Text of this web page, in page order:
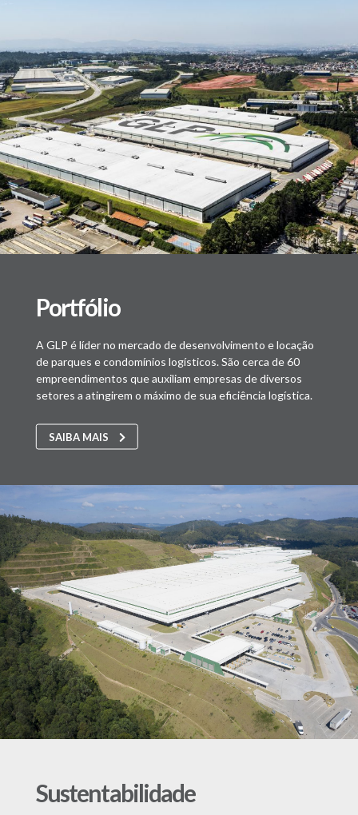
Portfólio
A GLP é líder no mercado de desenvolvimento e locação
de parques e condomínios logísticos. São cerca de 60
empreendimentos que auxiliam empresas de diversos
setores a atingirem o máximo de sua eficiência logística.
SAIBA MAIS
Sustentabilidade